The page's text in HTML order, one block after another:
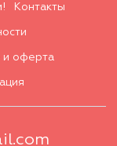
Контакты
и оферта